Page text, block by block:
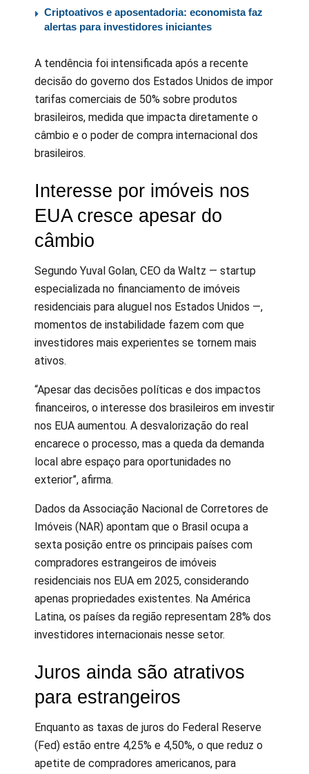
Criptoativos e aposentadoria: economista faz
alertas para investidores iniciantes
A tendência foi intensificada após a recente
decisão do governo dos Estados Unidos de impor
tarifas comerciais de 50% sobre produtos
brasileiros, medida que impacta diretamente o
câmbio e o poder de compra internacional dos
brasileiros.
Interesse por imóveis nos
EUA cresce apesar do
câmbio
Segundo Yuval Golan, CEO da Waltz — startup
especializada no financiamento de imóveis
residenciais para aluguel nos Estados Unidos —,
momentos de instabilidade fazem com que
investidores mais experientes se tornem mais
ativos.
“Apesar das decisões políticas e dos impactos
financeiros, o interesse dos brasileiros em investir
nos EUA aumentou. A desvalorização do real
encarece o processo, mas a queda da demanda
local abre espaço para oportunidades no
exterior”, afirma.
Dados da Associação Nacional de Corretores de
Imóveis (NAR) apontam que o Brasil ocupa a
sexta posição entre os principais países com
compradores estrangeiros de imóveis
residenciais nos EUA em 2025, considerando
apenas propriedades existentes. Na América
Latina, os países da região representam 28% dos
investidores internacionais nesse setor.
Juros ainda são atrativos
para estrangeiros
Enquanto as taxas de juros do Federal Reserve
(Fed) estão entre 4,25% e 4,50%, o que reduz o
apetite de compradores americanos, para